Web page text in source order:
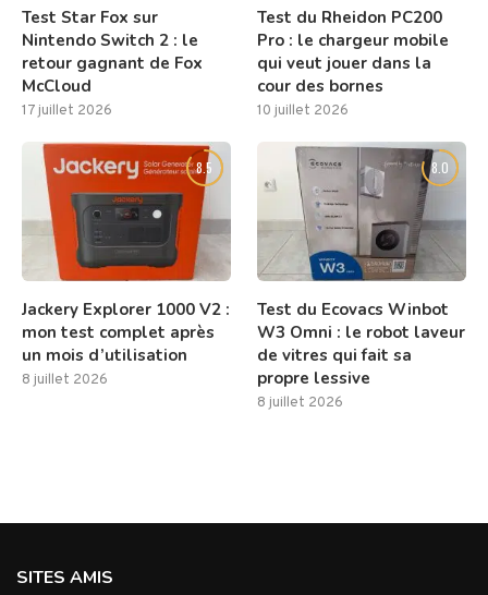
Test Star Fox sur
Nintendo Switch 2 : le
retour gagnant de Fox
McCloud
17 juillet 2026
Test du Rheidon PC200
Pro : le chargeur mobile
qui veut jouer dans la
cour des bornes
10 juillet 2026
8.5
Jackery Explorer 1000 V2 :
mon test complet après
un mois d’utilisation
8 juillet 2026
8.0
Test du Ecovacs Winbot
W3 Omni : le robot laveur
de vitres qui fait sa
propre lessive
8 juillet 2026
SITES AMIS